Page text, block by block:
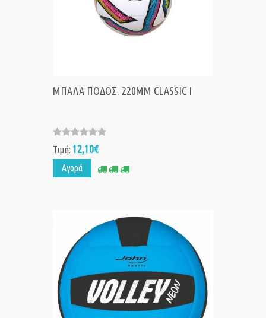
ΜΠΑΛΑ ΠΟΔΟΣ. 220MM CLASSIC I
Τιμή: 12,10€
Αγορά